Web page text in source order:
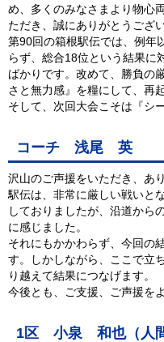
め、多くのみなさまより物心
ただき、誠にありがとうござ
第90回の箱根駅伝では、例年
らず、総合18位という結果に
ばかりです。改めて、勝負の
さと無力感』を糧にして、再
そして、次回大会こそは『シ
コーチ 浅尾 英
沢山のご声援をいただき、あ
駅伝は、非常に厳しい戦いと
しておりましたが、沿道から
に感じました。
それにもかかわらず、今回の
す。しかしながら、ここで立
り越えて結果につなげます。
今後とも、ご支援、ご声援を
1区 小泉 和也（人間